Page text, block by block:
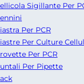
Sigillante Per
Per PCR
Per Culture
Per PCR
Per Pipette